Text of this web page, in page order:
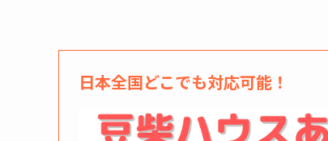
日本全国どこでも対応可能！